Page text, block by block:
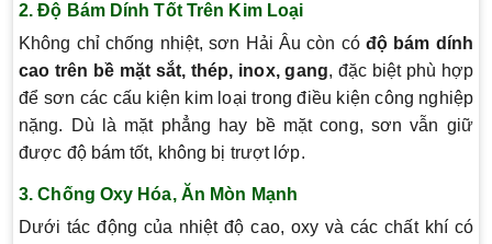
2. Độ Bám Dính Tốt Trên Kim Loại
Không chỉ chống nhiệt, sơn Hải Âu còn có độ bám dính
cao trên bề mặt sắt, thép, inox, gang, đặc biệt phù hợp
để sơn các cấu kiện kim loại trong điều kiện công nghiệp
nặng. Dù là mặt phẳng hay bề mặt cong, sơn vẫn giữ
được độ bám tốt, không bị trượt lớp.
3. Chống Oxy Hóa, Ăn Mòn Mạnh
Dưới tác động của nhiệt độ cao, oxy và các chất khí có